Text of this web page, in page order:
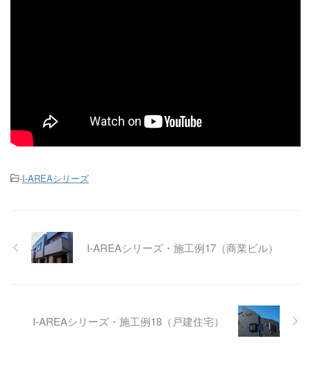
-I-AREAシリーズ
I-AREAシリーズ・施工例17（商業ビル）
I-AREAシリーズ・施工例18（戸建住宅）